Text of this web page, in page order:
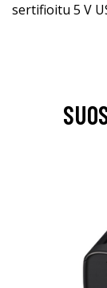
sertifioitu 5 V